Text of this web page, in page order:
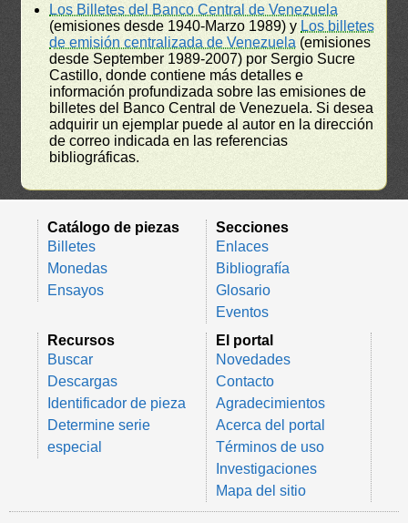
Los Billetes del Banco Central de Venezuela
(emisiones desde 1940-Marzo 1989) y Los billetes
de emisión centralizada de Venezuela (emisiones
desde September 1989-2007) por Sergio Sucre
Castillo, donde contiene más detalles e
información profundizada sobre las emisiones de
billetes del Banco Central de Venezuela. Si desea
adquirir un ejemplar puede al autor en la dirección
de correo indicada en las referencias
bibliográficas.
Catálogo de piezas
Billetes
Monedas
Ensayos
Secciones
Enlaces
Bibliografía
Glosario
Eventos
Recursos
Buscar
Descargas
Identificador de pieza
Determine serie
especial
El portal
Novedades
Contacto
Agradecimientos
Acerca del portal
Términos de uso
Investigaciones
Mapa del sitio